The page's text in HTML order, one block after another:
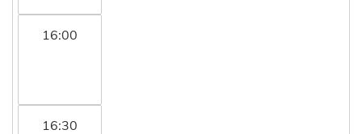
16:00
16:30